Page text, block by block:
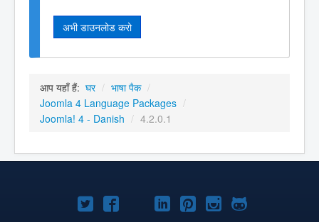
अभी डाउनलोड करो
आप यहाँ हैं: घर / भाषा पैक /
Joomla 4 Language Packages /
Joomla! 4 - Danish / 4.2.0.1
Joomla!Joomla!Joomla!
Joomla!Joomla!
Joomla!Joomla!